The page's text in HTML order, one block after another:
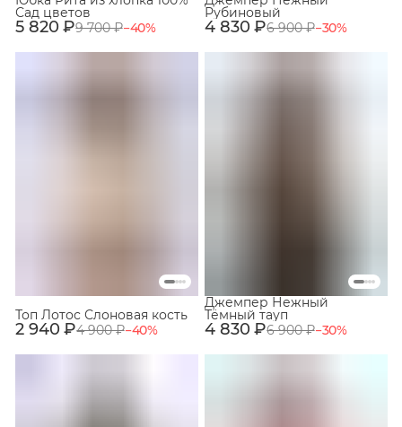
5 820 ₽9 700 ₽−40%
Сад цветов
4 830 ₽6 900 ₽−30%
Рубиновый
2 940 ₽4 900 ₽−40%
Топ Лотос Слоновая кость
4 830 ₽6 900 ₽−30%
Джемпер Нежный
Тёмный тауп